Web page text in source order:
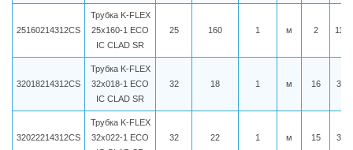
25160214312CS
Трубка K-FLEX
25x160-1 ECO
IC CLAD SR
25 160 1 м 2
32018214312CS
Трубка K-FLEX
32x018-1 ECO
IC CLAD SR
32 18 1 м 16
32022214312CS
Трубка K-FLEX
32x022-1 ECO
32 22 1 м 15